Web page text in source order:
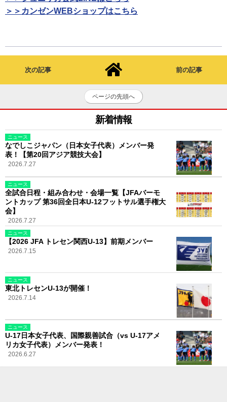
＞＞カンゼンWEBショップはこちら
次の記事 前の記事
ページの先頭へ
新着情報
ニュース
なでしこジャパン（日本女子代表）メンバー発
表！【第20回アジア競技大会】
2026.7.27
ニュース
全試合日程・組み合わせ・会場一覧【JFAバーモ
ントカップ 第36回全日本U-12フットサル選手権大
会】
2026.7.27
ニュース
【2026 JFA トレセン関西U-13】前期メンバー
2026.7.15
ニュース
東北トレセンU-13が開催！
2026.7.14
ニュース
U-17日本女子代表、国際親善試合（vs U-17アメ
リカ女子代表）メンバー発表！
2026.6.27